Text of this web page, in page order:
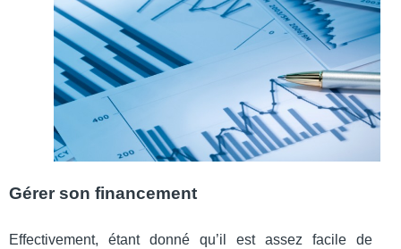
Gérer son financement
Effectivement, étant donné qu’il est assez facile de